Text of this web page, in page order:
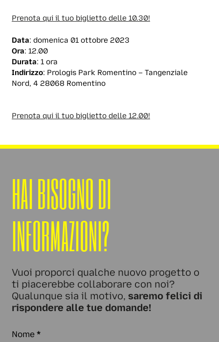
Prenota qui il tuo biglietto delle 10.30!
Data: domenica 01 ottobre 2023
Ora: 12.00
Durata: 1 ora
Indirizzo: Prologis Park Romentino – Tangenziale
Nord, 4 28068 Romentino
Prenota qui il tuo biglietto delle 12.00!
HAI BISOGNO DI
INFORMAZIONI?
Vuoi proporci qualche nuovo progetto o
ti piacerebbe collaborare con noi?
Qualunque sia il motivo, saremo felici di
rispondere alle tue domande!
Nome *